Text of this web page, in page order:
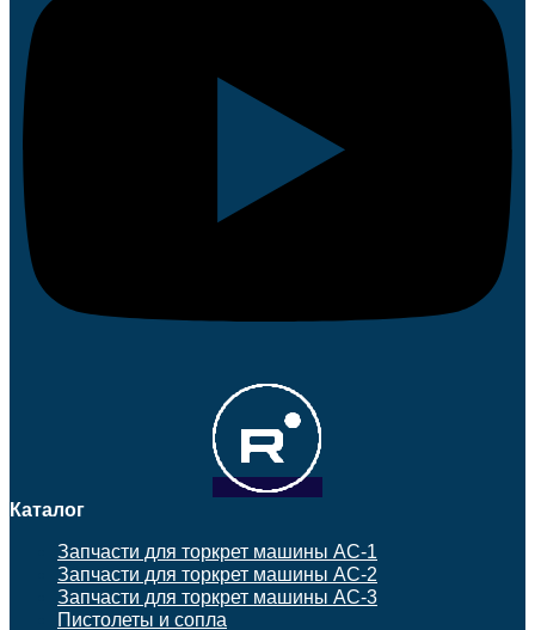
Каталог
Запчасти для торкрет машины АС-1
Запчасти для торкрет машины АС-2
Запчасти для торкрет машины АС-3
Пистолеты и сопла